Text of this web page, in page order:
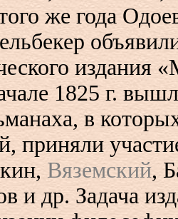
же года
издания
1825 г.
в
приняли
Вяземский,
и др. Задача